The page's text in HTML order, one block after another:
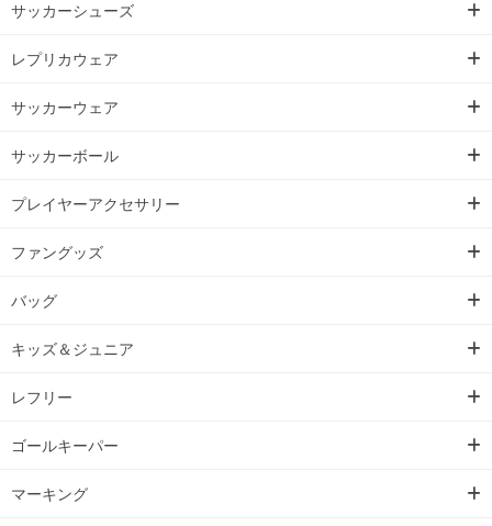
サッカーシューズ
レプリカウェア
サッカーウェア
サッカーボール
プレイヤーアクセサリー
ファングッズ
バッグ
キッズ＆ジュニア
レフリー
ゴールキーパー
マーキング